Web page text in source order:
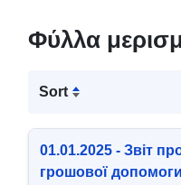
області та
закону
Φύλλα
Sort
01.01.2025 - Звіт
грошової